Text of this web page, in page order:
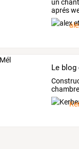
un
aprés
Le blog